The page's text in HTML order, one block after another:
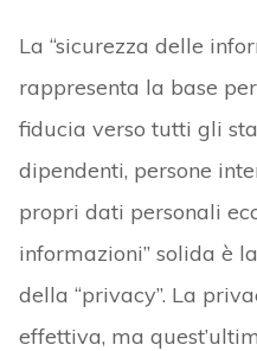
La “sicurezza delle
rappresenta la base
fiducia verso tutti gli
dipendenti, persone
propri dati personali
informazioni” solida è
della “privacy”. La
effettiva, ma